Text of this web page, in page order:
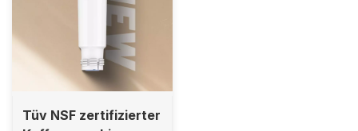
Tüv NSF zertifizierter